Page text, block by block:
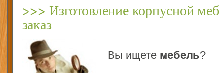
>>> Изготовление корпусной
заказ
Вы ищете мебель?